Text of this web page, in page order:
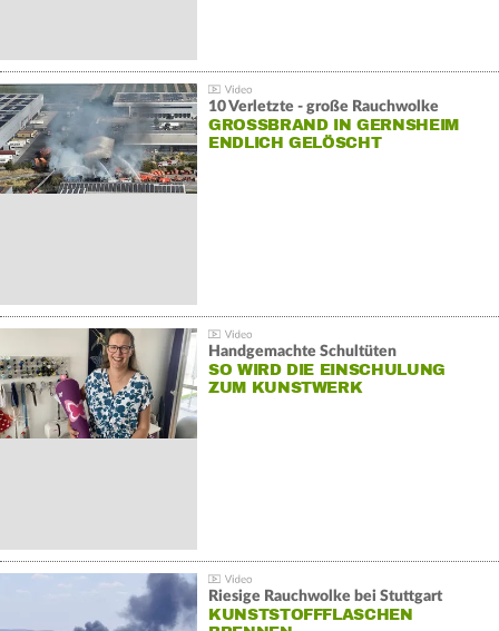
10 Verletzte - große Rauchwolke
GROSSBRAND IN GERNSHEIM E
NDLICH GELÖSCHT
Handgemachte Schultüten
SO WIRD DIE EINSCHULUNG
ZUM KUNSTWERK
Riesige Rauchwolke bei Stuttgart
KUNSTSTOFFFLASCHEN